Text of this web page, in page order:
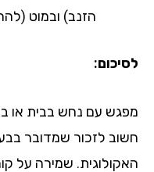
הזנב) ובמוט
לסיכום:
מפגש עם נחש בבית או
חשוב לזכור שמדובר
האקולוגית. שמירה על